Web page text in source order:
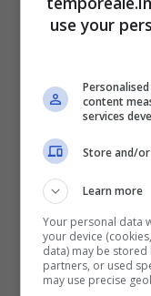
Salute sita in
prenotazione
almeno 24 h
garantito il
prenotazione,
cittadini che
prenotazione:
– Cittadini che
use your
content
services
Store and/
Learn more
Your personal data
your device
data) may be
partners, or used
may use precise